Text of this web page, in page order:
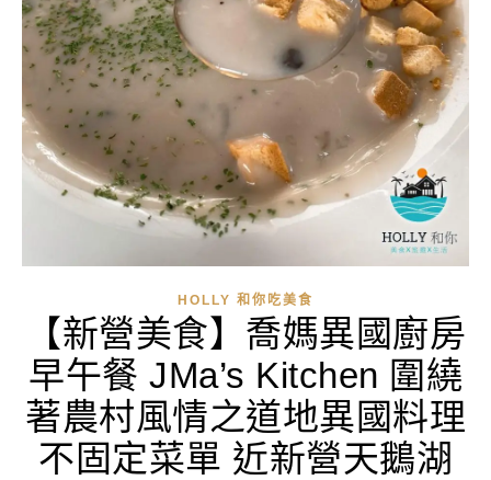
HOLLY 和你吃美食
【新營美食】喬媽異國廚房
早午餐 JMa’s Kitchen 圍繞
著農村風情之道地異國料理
不固定菜單 近新營天鵝湖